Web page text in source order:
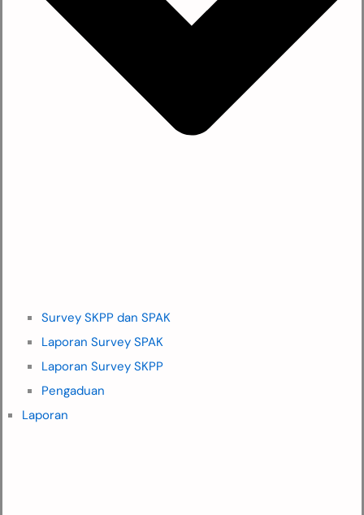
Survey SKPP dan SPAK
Laporan Survey SPAK
Laporan Survey SKPP
Pengaduan
Laporan